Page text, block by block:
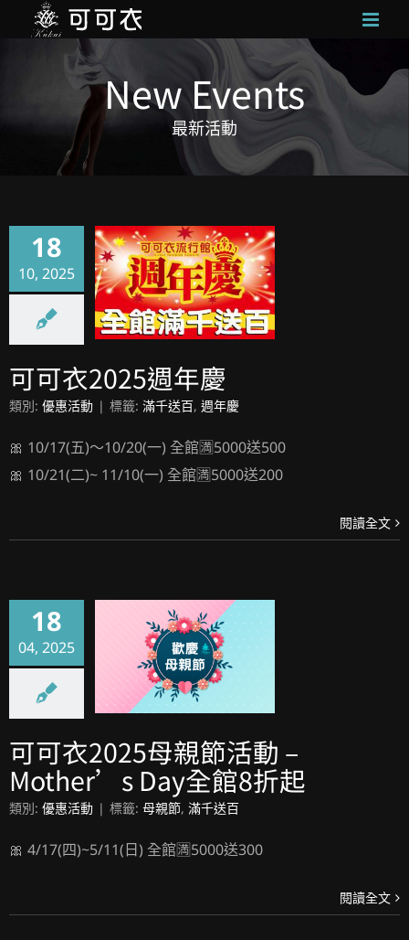
New Events
最新活動
18
10, 2025
可可衣2025週年慶
類別: 優惠活動 | 標籤: 滿千送百, 週年慶
🎀 10/17(五)～10/20(一) 全館🈵5000送500
🎀 10/21(二)~ 11/10(一) 全館🈵5000送200
閱讀全文
18
04, 2025
可可衣2025母親節活動 –
Mother’s Day全館8折起
類別: 優惠活動 | 標籤: 母親節, 滿千送百
🎀 4/17(四)~5/11(日) 全館🈵5000送300
閱讀全文